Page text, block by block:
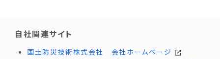
自社関連サイト
国土防災技術株式会社 会社ホームページ